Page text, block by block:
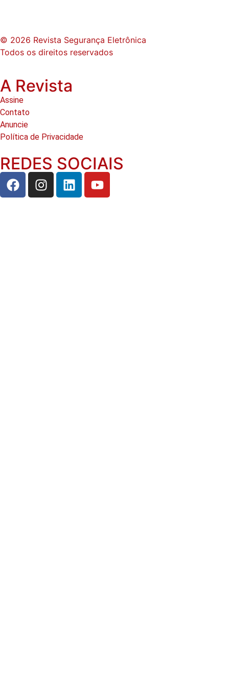
© 2026 Revista Segurança Eletrônica
Todos os direitos reservados
A Revista
Assine
Contato
Anuncie
Política de Privacidade
REDES SOCIAIS